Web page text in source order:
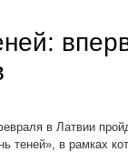
в Латвии
теней», в рамках